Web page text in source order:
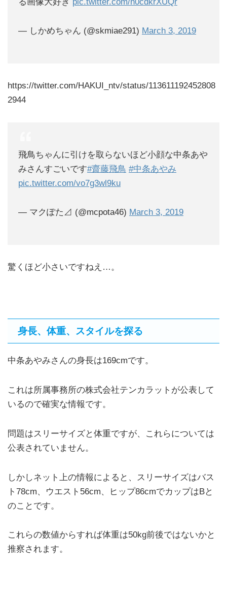
— しかめちゃん (@skmiae291) March 3, 2019
https://twitter.com/HAKUI_ntv/status/113611192452808
2944
飛鳥ちゃんに引けを取らないほど小顔な中条あや
みさんすごいです#齋藤飛鳥 #中条あやみ
pic.twitter.com/vo7g3wl9ku
— マクぽた⊿ (@mcpota46) March 3, 2019
驚くほど小さいですねえ…。
身長、体重、スタイルを探る
中条あやみさんの身長は169cmです。
これは所属事務所の株式会社テンカラットが公表して
いるので確実な情報です。
問題はスリーサイズと体重ですが、これらについては
公表されていません。
しかしネット上の情報によると、スリーサイズはバス
ト78cm、ウエスト56cm、ヒップ86cmでカップはBと
のことです。
これらの数値からすれば体重は50kg前後ではないかと
推察されます。